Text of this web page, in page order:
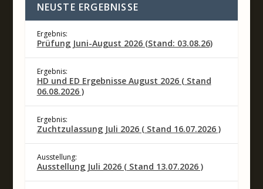
NEUSTE ERGEBNISSE
Ergebnis:
Prüfung Juni-August 2026 (Stand: 03.08.26)
Ergebnis:
HD und ED Ergebnisse August 2026 ( Stand
06.08.2026 )
Ergebnis:
Zuchtzulassung Juli 2026 ( Stand 16.07.2026 )
Ausstellung:
Ausstellung Juli 2026 ( Stand 13.07.2026 )